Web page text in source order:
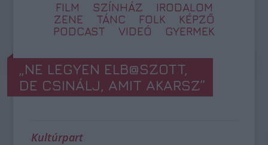
FILM SZÍNHÁZ
IRODALOM
ZENE
TÁNC FOLK
KÉPZŐ
PODCAST
VIDEÓ GYERMEK
„NE LEGYEN ELB@SZOTT,
DE CSINÁLJ, AMIT AKARSZ”
Kultúrpart